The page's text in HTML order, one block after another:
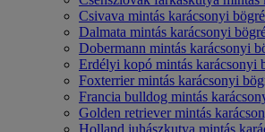
Csivava mintás karácsonyi
Dalmata mintás karácsonyi
Dobermann mintás karácsonyi
Erdélyi kopó mintás karácsonyi
Foxterrier mintás karácsonyi
Francia bulldog mintás
Golden retriever mintás
Holland juhászkutya mintás